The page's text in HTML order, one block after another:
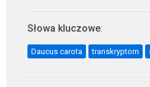
Słowa kluczowe:
Daucus carota transkryptom